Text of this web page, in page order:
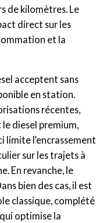
de kilomètres. Le
direct sur les
et la
acceptent sans
en station.
récentes,
diesel premium,
limite l’encrassement
sur les trajets à
En revanche, le
bien des cas, il est
classique, complété
optimise la